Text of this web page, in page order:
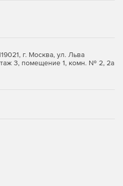
г. Москва, ул. Льва
3, помещение 1, комн. № 2, 2а